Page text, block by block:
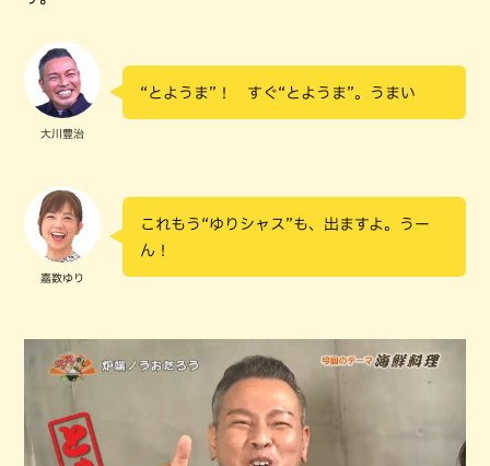
大川豊治
“とようま”！ すぐ“とようま”。うまい
嘉数ゆり
これもう“ゆりシャス”も、出ますよ。うー
ん！